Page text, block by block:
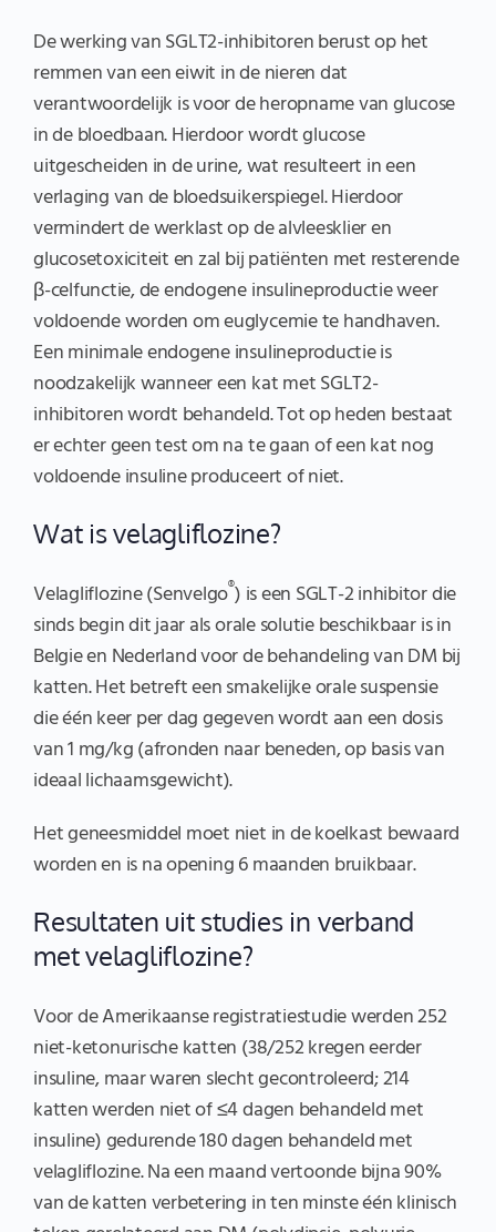
De werking van SGLT2-inhibitoren berust op het
remmen van een eiwit in de nieren dat
verantwoordelijk is voor de heropname van glucose
in de bloedbaan. Hierdoor wordt glucose
uitgescheiden in de urine, wat resulteert in een
verlaging van de bloedsuikerspiegel. Hierdoor
vermindert de werklast op de alvleesklier en
glucosetoxiciteit en zal bij patiënten met resterende
β-celfunctie, de endogene insulineproductie weer
voldoende worden om euglycemie te handhaven.
Een minimale endogene insulineproductie is
noodzakelijk wanneer een kat met SGLT2-
inhibitoren wordt behandeld. Tot op heden bestaat
er echter geen test om na te gaan of een kat nog
voldoende insuline produceert of niet.
Wat is velagliflozine?
Velagliflozine (Senvelgo®) is een SGLT-2 inhibitor die
sinds begin dit jaar als orale solutie beschikbaar is in
Belgie en Nederland voor de behandeling van DM bij
katten. Het betreft een smakelijke orale suspensie
die één keer per dag gegeven wordt aan een dosis
van 1 mg/kg (afronden naar beneden, op basis van
ideaal lichaamsgewicht).
Het geneesmiddel moet niet in de koelkast bewaard
worden en is na opening 6 maanden bruikbaar.
Resultaten uit studies in verband
met velagliflozine?
Voor de Amerikaanse registratiestudie werden 252
niet-ketonurische katten (38/252 kregen eerder
insuline, maar waren slecht gecontroleerd; 214
katten werden niet of ≤4 dagen behandeld met
insuline) gedurende 180 dagen behandeld met
velagliflozine. Na een maand vertoonde bijna 90%
van de katten verbetering in ten minste één klinisch